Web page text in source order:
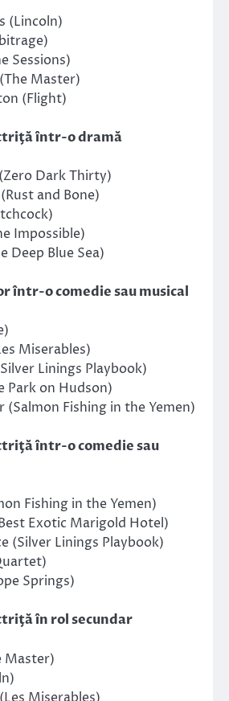
(Lincoln)
Sessions)
Master)
(Flight)
într-o dramă
Dark Thirty)
and Bone)
Impossible)
Deep Blue Sea)
într-o comedie sau musical
Miserables)
Linings Playbook)
Park on Hudson)
(Salmon Fishing in the Yemen)
într-o comedie sau
Fishing in the Yemen)
Exotic Marigold Hotel)
(Silver Linings Playbook)
Springs)
în rol secundar
Master)
Miserables)